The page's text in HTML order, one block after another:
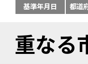
基準年月日
都道
重なる